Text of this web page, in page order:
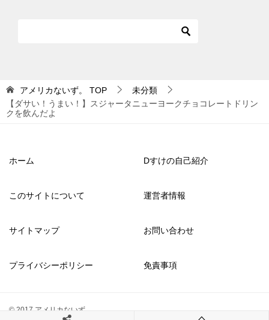
アメリカないず。 TOP
未分類
【ダサい！うまい！】スジャータニューヨークチョコレートドリン
クを飲んだよ
ホーム Dすけの自己紹介
このサイトについて 運営者情報
サイトマップ お問い合わせ
プライバシーポリシー 免責事項
© 2017 アメリカないず。